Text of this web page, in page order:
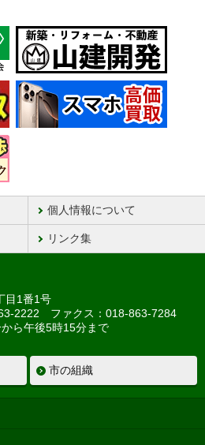
個人情報について
リンク集
目1番1号
2222 ファクス：018-863-7284
ら午後5時15分まで
市の組織